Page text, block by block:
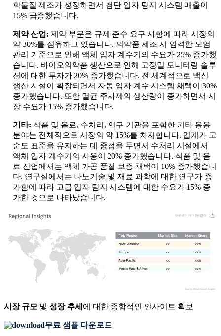
학물질 제조가 성장하면서 첨단 입자 탐지 시스템 매출이
15% 급증했습니다.
제약 산업: 제약 부문은 규제 준수 요구 사항에 따라 시장의
약 30%를 점유하고 있습니다. 의약품 제조 시 엄격한 오염
관리 기준으로 인해 액체 입자 계수기의 수요가 25% 증가했
습니다. 바이오의약품 생산으로 인해 고정밀 모니터링 솔루
션에 대한 투자가 20% 증가했습니다. 전 세계적으로 백신
생산 시설이 확장되면서 자동 입자 계수 시스템 채택이 30%
증가했습니다. 또한 멸균 주사제의 생산량이 증가하면서 시
장 수요가 15% 증가했습니다.
기타: 식품 및 음료, 수처리, 연구 기관을 포함한 기타 응용
분야는 전체적으로 시장의 약 15%를 차지합니다. 업계가 고
순도 표준을 유지하는 데 중점을 두면서 수처리 시설에서
액체 입자 계수기의 사용이 20% 증가했습니다. 식품 및 음
료 산업에서는 액체 가공 품질 보증 채택이 10% 증가했습니
다. 연구실에서는 나노기술 및 재료 과학에 대한 연구가 증
가함에 따라 고급 입자 탐지 시스템에 대한 수요가 15% 증
가한 것으로 나타났습니다.
XX%
XX
XX%
XX
XX%
XX
XX%
XX
시장 규모 및 성장 추세 에 대한 종합적인 인사이트 확보
무료 샘플 다운로드